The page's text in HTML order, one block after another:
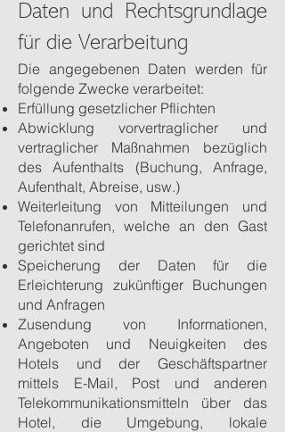
Daten und Rechtsgrundlage
für die Verarbeitung
Die angegebenen Daten werden für
folgende Zwecke verarbeitet:
Erfüllung gesetzlicher Pflichten
Abwicklung vorvertraglicher und
vertraglicher Maßnahmen bezüglich
des Aufenthalts (Buchung, Anfrage,
Aufenthalt, Abreise, usw.)
Weiterleitung von Mitteilungen und
Telefonanrufen, welche an den Gast
gerichtet sind
Speicherung der Daten für die
Erleichterung zukünftiger Buchungen
und Anfragen
Zusendung von Informationen,
Angeboten und Neuigkeiten des
Hotels und der Geschäftspartner
mittels E-Mail, Post und anderen
Telekommunikationsmitteln über das
Hotel, die Umgebung, lokale